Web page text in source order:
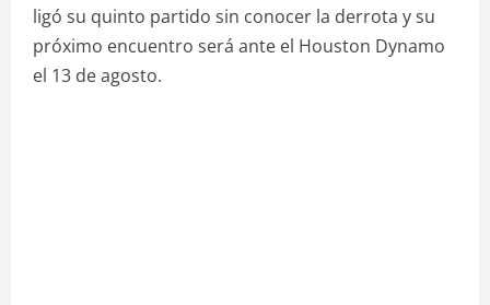
ligó su quinto partido sin conocer la derrota y su
próximo encuentro será ante el Houston Dynamo
el 13 de agosto.